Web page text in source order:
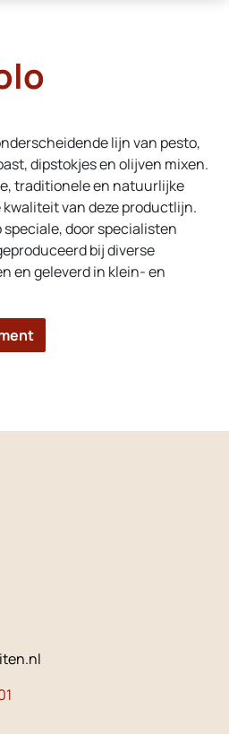
lijn van pesto,
dipstokjes en olijven mixen.
traditionele en natuurlijke
van deze productlijn.
door specialisten
bij diverse
en geleverd in klein- en